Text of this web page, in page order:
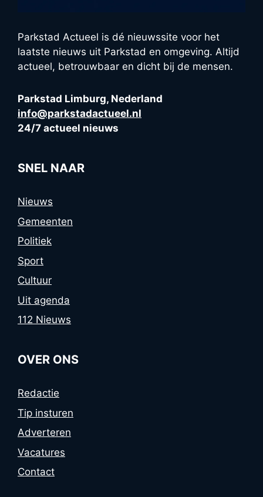
Parkstad Actueel is dé nieuwssite voor het
laatste nieuws uit Parkstad en omgeving. Altijd
actueel, betrouwbaar en dicht bij de mensen.
Parkstad Limburg, Nederland
info@parkstadactueel.nl
24/7 actueel nieuws
SNEL NAAR
Nieuws
Gemeenten
Politiek
Sport
Cultuur
Uit agenda
112 Nieuws
OVER ONS
Redactie
Tip insturen
Adverteren
Vacatures
Contact